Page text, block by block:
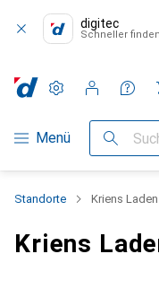
digitec
Schneller
Navigation nach
Menü Suche
Einstellungen
Kundenkonto
Vergleichslisten
Merklisten
Warenkorb
Standorte Kriens Laden
Kriens